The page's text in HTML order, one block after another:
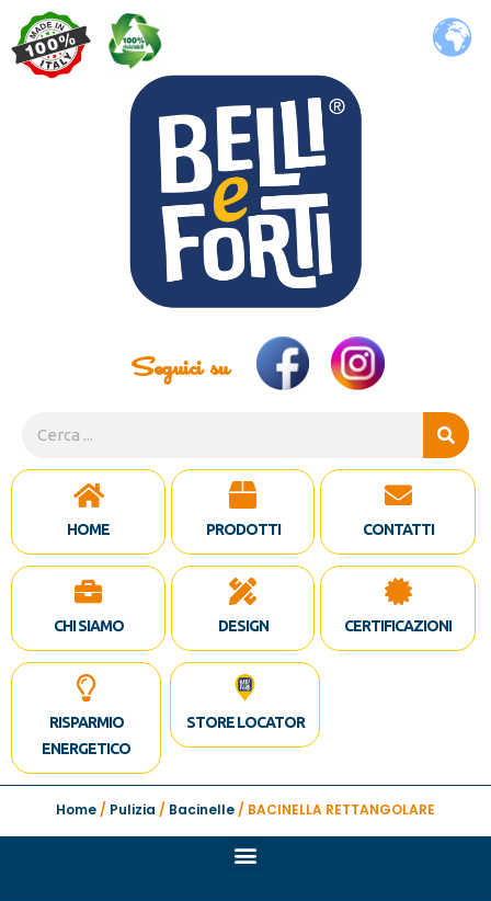
Seguici su
HOME
CHI SIAMO
PRODOTTI
DESIGN
CONTATTI
CERTIFICAZIONI
RISPARMIO
ENERGETICO
STORE LOCATOR
Home / Pulizia / Bacinelle / BACINELLA RETTANGOLARE